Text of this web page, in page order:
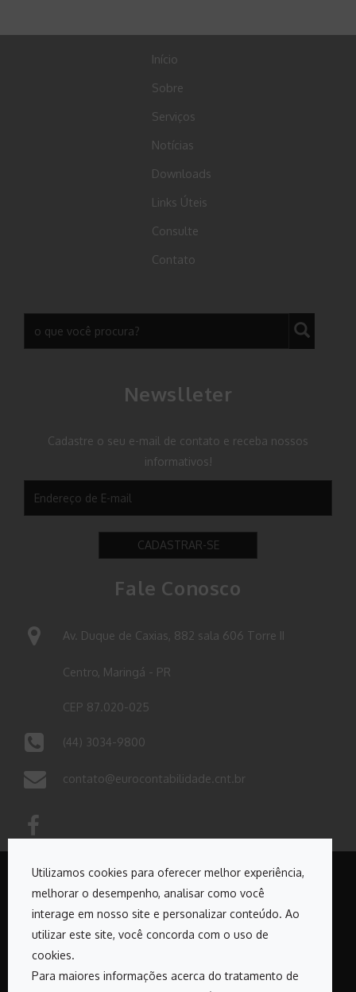
Utilizamos cookies para oferecer melhor experiência,
melhorar o desempenho, analisar como você
interage em nosso site e personalizar conteúdo. Ao
utilizar este site, você concorda com o uso de
cookies.
Para maiores informações acerca do tratamento de
Início
Sobre
Serviços
Notícias
Downloads
Links Úteis
Consulte
Contato
Newslleter
Cadastre o seu e-mail de contato e receba nossos
informativos!
CADASTRAR-SE
Fale Conosco
Av. Duque de Caxias, 882 sala 606 Torre II
Centro, Maringá - PR
CEP 87.020-025
(44) 3034-9800
contato@eurocontabilidade.cnt.br
Copyrights © 2026. Todos os direitos reservados Euro
Contabilidade